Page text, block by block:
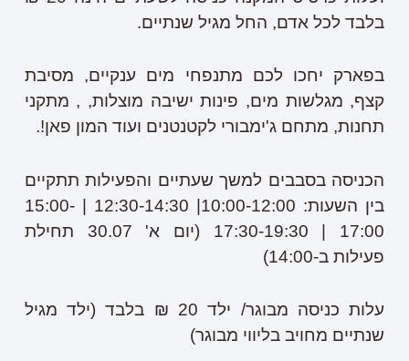
בלבד לכל אדם, החל מגיל שנתיים.
בפארק יחכו לכם מתנפחי מים ענקיים, מסיבת
קצף, מגלשות מים, פינות ישיבה מוצלות, , מתקני
תחנות, מתחם ג'ימבורי לקטנטנים ועוד המון פאן!.
הכניסה בסבבים למשך שעתיים והפעילות תתקיים
בין השעות: 10:00-12:00| 12:30-14:30 | 15:00-
17:00 | 17:30-19:30 (יום א' 30.07 תחילת
פעילות ב-14:00)
עלות כניסה מבוגר/ ילד 20 ₪ בלבד (ילד מגיל
שנתיים מחויב בליווי מבוגר)